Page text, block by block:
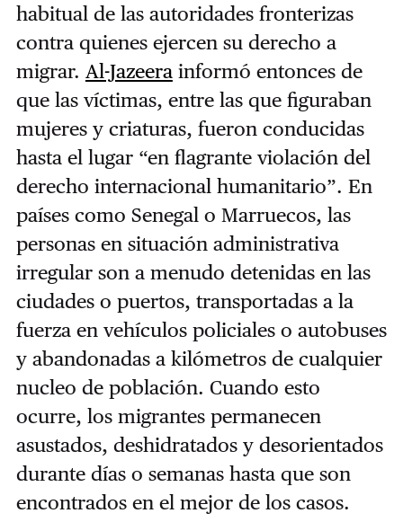
habitual de las autoridades fronterizas
contra quienes ejercen su derecho a
migrar. Al-Jazeerainformó entonces de
que las víctimas, entre las que figuraban
mujeres y criaturas, fueron conducidas
hasta el lugar “en flagrante violación del
derecho internacional humanitario”. En
países como Senegal o Marruecos, las
personas en situación administrativa
irregular son a menudo detenidas en las
ciudades o puertos, transportadas a la
fuerza en vehículos policiales o autobuses
y abandonadas a kilómetros de cualquier
nucleo de población. Cuando esto
ocurre, los migrantes permanecen
asustados, deshidratados y desorientados
durante días o semanas hasta que son
encontrados en el mejor de los casos.